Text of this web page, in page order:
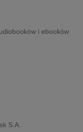
i ebooków
S.A.